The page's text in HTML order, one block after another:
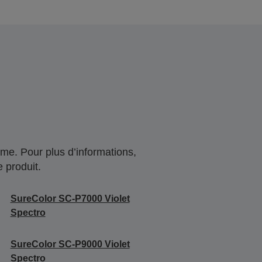
Pour plus d’informations,
produit.
SureColor SC-P7000 Violet
Spectro
SureColor SC-P9000 Violet
Spectro